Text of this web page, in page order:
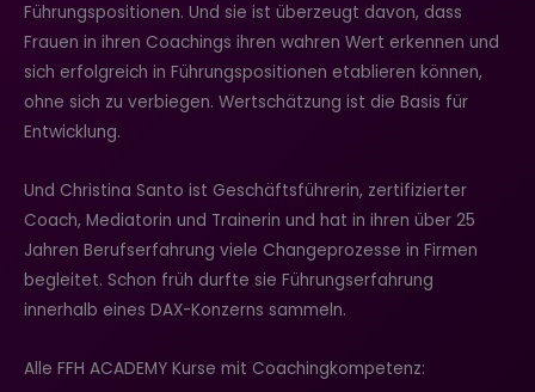
Führungspositionen. Und sie ist überzeugt davon, dass
Frauen in ihren Coachings ihren wahren Wert erkennen und
sich erfolgreich in Führungspositionen etablieren können,
ohne sich zu verbiegen. Wertschätzung ist die Basis für
Entwicklung.
Und Christina Santo ist Geschäftsführerin, zertifizierter
Coach, Mediatorin und Trainerin und hat in ihren über 25
Jahren Berufserfahrung viele Changeprozesse in Firmen
begleitet. Schon früh durfte sie Führungserfahrung
innerhalb eines DAX-Konzerns sammeln.
Alle FFH ACADEMY Kurse mit Coachingkompetenz: